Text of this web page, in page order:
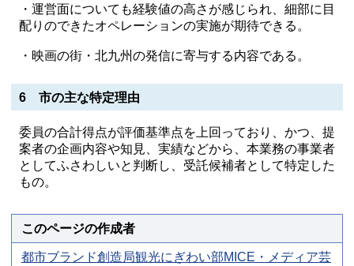
・運営面についても経験値の高さが感じられ、細部に目
配りのできたオペレーションの実施が期待できる。
・映画の街・北九州の発信に寄与する内容である。
6 市の主な特定理由
委員の合計得点が評価基準点を上回っており、かつ、提
案者の企画内容や知見、実績などから、本業務の事業者
としてふさわしいと判断し、受託候補者として特定した
もの。
このページの作成者
都市ブランド創造局観光にぎわい部MICE・メディア芸